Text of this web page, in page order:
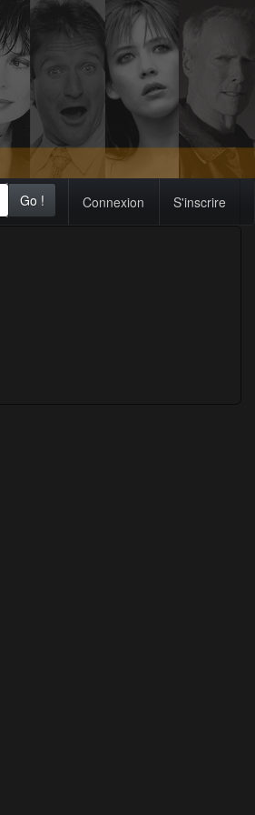
Connexion S'inscrire
Go !